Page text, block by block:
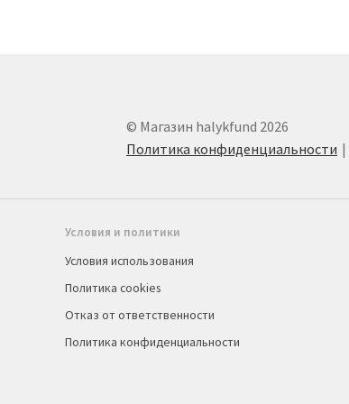
© Магазин halykfund 2026
Политика конфиденциальности
Условия и политики
Условия использования
Политика cookies
Отказ от ответственности
Политика конфиденциальности